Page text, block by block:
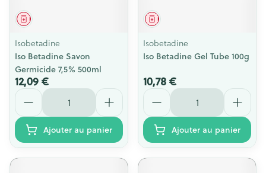
Médicament
Isobetadine
Iso Betadine Savon
Germicide 7,5% 500ml
12,09 €
Quantité
Ajouter au panier
Médicament
Isobetadine
Iso Betadine Gel Tube 100g
10,78 €
Quantité
Ajouter au panier